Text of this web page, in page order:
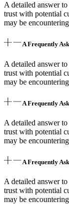
A detailed answer
trust with potential
may be encountering
A Frequently
A detailed answer
trust with potential
may be encountering
A Frequently
A detailed answer
trust with potential
may be encountering
A Frequently
A detailed answer
trust with potential
may be encountering